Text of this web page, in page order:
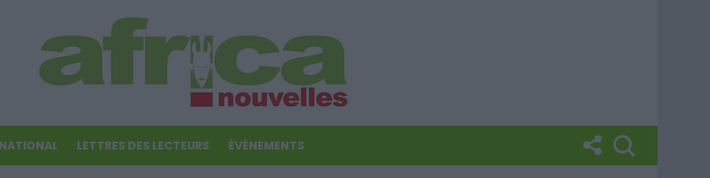
LETTRES DES LECTEURS ÉVÉNEMENTS